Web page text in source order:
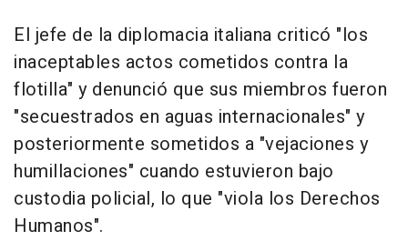
El jefe de la diplomacia italiana criticó "los
inaceptables actos cometidos contra la
flotilla" y denunció que sus miembros fueron
"secuestrados en aguas internacionales" y
posteriormente sometidos a "vejaciones y
humillaciones" cuando estuvieron bajo
custodia policial, lo que "viola los Derechos
Humanos".